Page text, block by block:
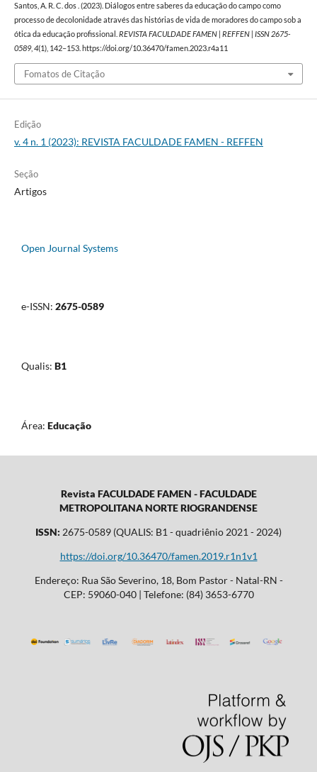
Santos, A. R. C. dos . (2023). Diálogos entre saberes da educação do campo como
processo de decolonidade através das histórias de vida de moradores do campo sob a
ótica da educação profissional. REVISTA FACULDADE FAMEN | REFFEN | ISSN 2675-
0589, 4(1), 142–153. https://doi.org/10.36470/famen.2023.r4a11
Fomatos de Citação
Edição
v. 4 n. 1 (2023): REVISTA FACULDADE FAMEN - REFFEN
Seção
Artigos
Open Journal Systems
e-ISSN: 2675-0589
Qualis: B1
Área: Educação
Revista FACULDADE FAMEN - FACULDADE
METROPOLITANA NORTE RIOGRANDENSE
ISSN: 2675-0589 (QUALIS: B1 - quadriênio 2021 - 2024)
https://doi.org/10.36470/famen.2019.r1n1v1
Endereço: Rua São Severino, 18, Bom Pastor - Natal-RN -
CEP: 59060-040 | Telefone: (84) 3653-6770